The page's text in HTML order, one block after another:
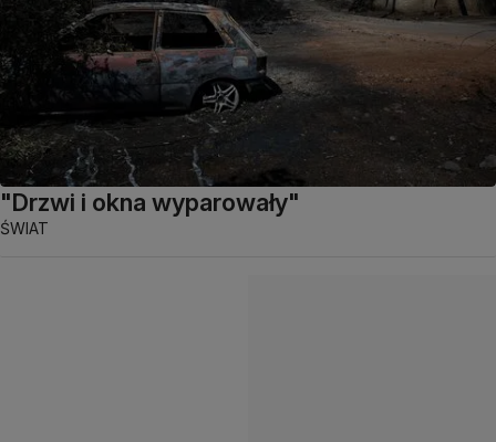
"Drzwi i okna wyparowały"
ŚWIAT